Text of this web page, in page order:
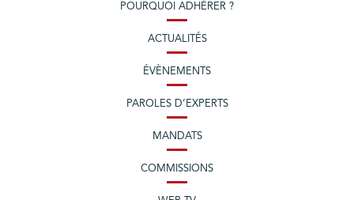
POURQUOI ADHÉRER ?
ACTUALITÉS
ÉVÈNEMENTS
PAROLES D’EXPERTS
MANDATS
COMMISSIONS